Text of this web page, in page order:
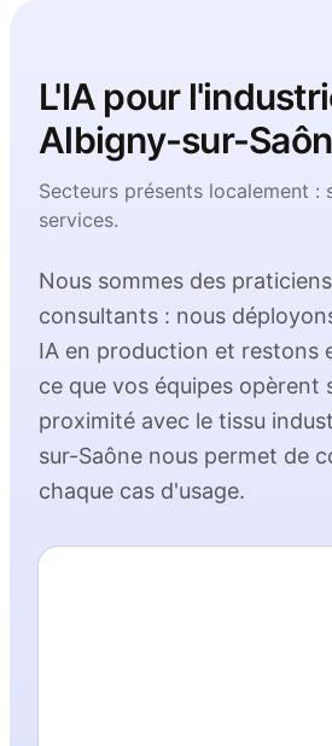
L'IA pour
Albigny-sur-
Secteurs présents localement :
services.
Nous sommes des
consultants : nous
IA en production et restons
ce que vos équipes opèrent
proximité avec le tissu
sur-Saône nous permet de
chaque cas d'usage.